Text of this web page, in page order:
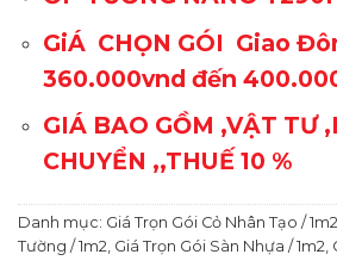
đánh giá
GiÁ CHỌN GÓI Giao
360.000vnd đến
GIÁ BAO GỒM ,VẬT TƯ
CHUYỂN ,,THUẾ 10 %
Danh mục: Giá Trọn Gói Cỏ Nhân Tạo / 1m2
Tường / 1m2, Giá Trọn Gói Sàn Nhựa / 1m2,